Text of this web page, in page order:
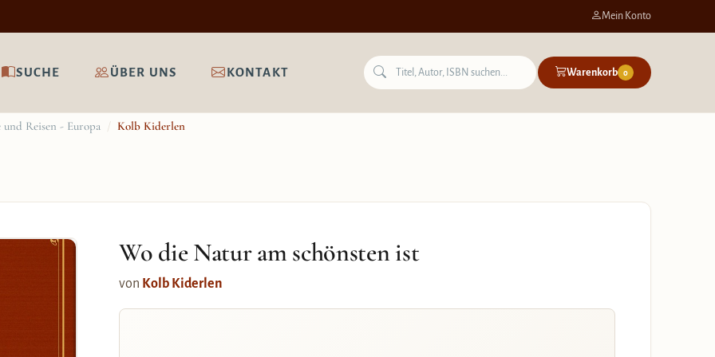
Mein Konto
SUCHE ÜBER UNS KONTAKT Warenkorb 0
und Reisen - Europa / Kolb Kiderlen
Wo die Natur am schönsten ist
von Kolb Kiderlen